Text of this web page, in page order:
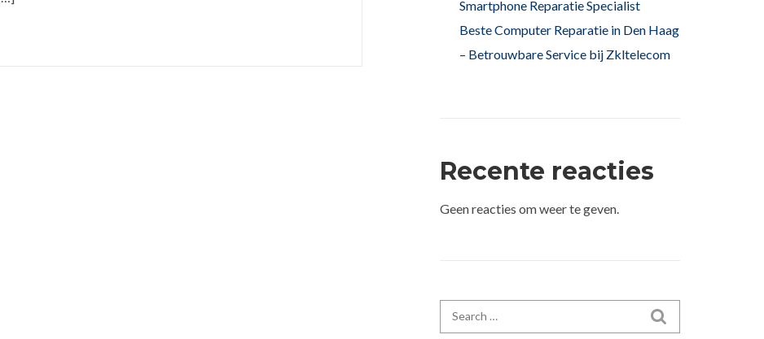
Smartphone Reparatie Specialist
Beste Computer Reparatie in Den Haag
– Betrouwbare Service bij Zkltelecom
Recente reacties
Geen reacties om weer te geven.
Search for: